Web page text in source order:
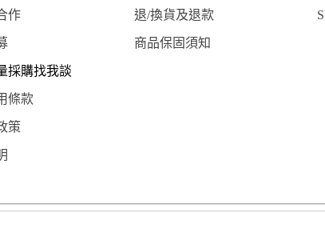
作 退/換貨及退款
商品保固須知
採購找我談
條款
策